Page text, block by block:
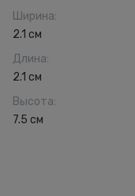
Ширина:
2.1 см
Длина:
2.1 см
Высота:
7.5 см